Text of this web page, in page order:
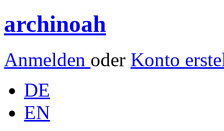
archinoah
Anmelden oder Konto
DE
EN